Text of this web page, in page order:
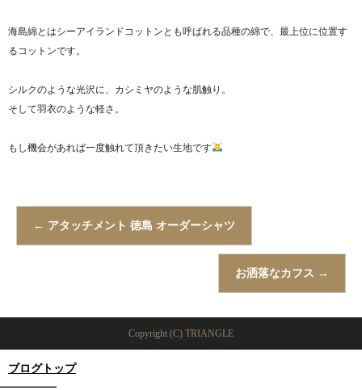
海島綿とはシーアイランドコットンとも呼ばれる品種の綿で、最上位に位置す
るコットンです。
シルクのような光沢に、カシミヤのような肌触り。
そして羽衣のような軽さ。
もし機会があれば一度触れて頂きたい生地です
← アタッチメント 徳島 オーダーシャツ
お洒落なカフス →
Copyright (C) TRIANGLE
ブログトップ